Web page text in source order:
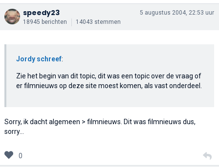
speedy23
18945 berichten 14043 stemmen
5 augustus 2004, 22:53 uur
Jordy schreef:
Zie het begin van dit topic, dit was een topic over de vraag of
er filmnieuws op deze site moest komen, als vast onderdeel.
Sorry, ik dacht algemeen > filmnieuws. Dit was filmnieuws dus,
sorry...
0